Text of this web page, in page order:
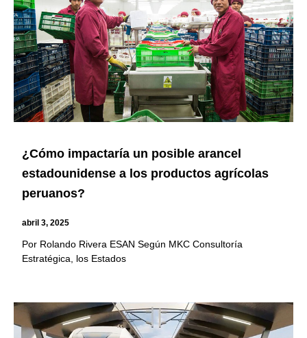
¿Cómo impactaría un posible arancel
estadounidense a los productos agrícolas
peruanos?
abril 3, 2025
Por Rolando Rivera ESAN Según MKC Consultoría
Estratégica, los Estados